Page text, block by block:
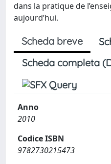
dans la pratique de
aujourd’hui.
Scheda breve
Scheda completa
Anno
2010
Codice ISBN
9782730215473